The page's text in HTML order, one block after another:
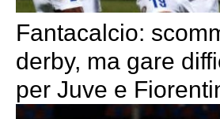
Fantacalcio:
derby, ma gare
per Juve e